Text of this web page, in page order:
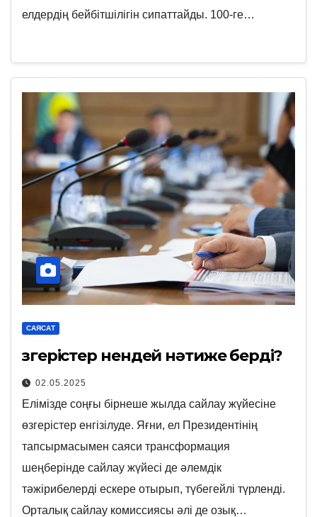
елдердің бейбітшілігін сипаттайды. 100-ге…
САЯСАТ
Өзгерістер нендей нәтиже берді?
02.05.2025
Елімізде соңғы бірнеше жылда сайлау жүйесіне
өзгерістер енгізілуде. Яғни, ел Президентінің
тапсырмасымен саяси трансформация
шеңберінде сайлау жүйесі де әлемдік
тәжірибелерді ескере отырып, түбегейлі түрленді.
Орталық сайлау комиссиясы әлі де озық…